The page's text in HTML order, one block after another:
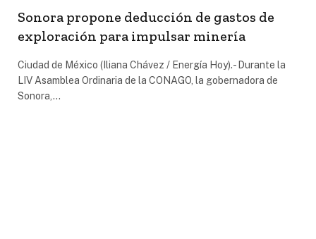
Sonora propone deducción de gastos de
exploración para impulsar minería
Ciudad de México (Iliana Chávez / Energía Hoy).- Durante la
LIV Asamblea Ordinaria de la CONAGO, la gobernadora de
Sonora,…